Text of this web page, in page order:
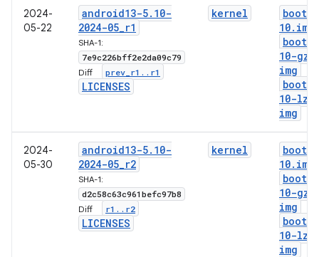
2024-
05-22
android13-5. 10-
2024-05_r1
SHA-1:
7e9c226bff2e2da09c79
Diff: prev r1 . . r1
LICENSES
kernel
boot-5
10. img
boot-5
10-gz
img
boot-5
10-lz4
img
2024-
05-30
android13-5. 10-
2024-05_r2
SHA-1:
d2c58c63c961befc97b8
Diff: r1 . . r2
LICENSES
kernel
boot-5
10. img
boot-5
10-gz
img
boot-5
10-lz4
img